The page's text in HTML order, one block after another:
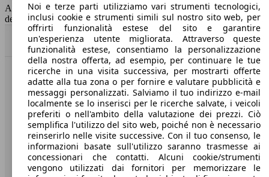
AutoScout24 non si assume alcuna responsabilità per la correttezza
dei dati.
Torna su
Benvenuti su AutoScout24, il mercato auto europeo.
Società
A proposito di AutoScout24
Stampa
Noi e terze parti utilizziamo vari strumenti tecnologici,
inclusi cookie e strumenti simili sul nostro sito web, per
offrirti funzionalità estese del sito e garantire
un'esperienza utente migliorata. Attraverso queste
funzionalità estese, consentiamo la personalizzazione
della nostra offerta, ad esempio, per continuare le tue
ricerche in una visita successiva, per mostrarti offerte
adatte alla tua zona o per fornire e valutare pubblicità e
messaggi personalizzati. Salviamo il tuo indirizzo e-mail
localmente se lo inserisci per le ricerche salvate, i veicoli
preferiti o nell'ambito della valutazione dei prezzi. Ciò
semplifica l'utilizzo del sito web, poiché non è necessario
reinserirlo nelle visite successive. Con il tuo consenso, le
informazioni basate sull'utilizzo saranno trasmesse ai
concessionari che contatti. Alcuni cookie/strumenti
vengono utilizzati dai fornitori per memorizzare le